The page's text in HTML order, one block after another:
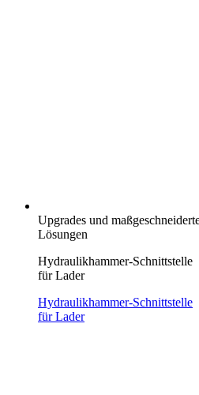
Upgrades und
Lösungen
Hydraulikhammer-Schnittstelle
für Lader
Hydraulikhammer-Schnittstelle
für Lader